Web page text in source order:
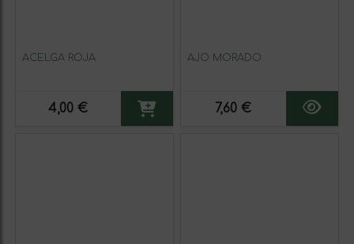
ACELGA ROJA
4,00 €
AJO MORADO
7,60 €